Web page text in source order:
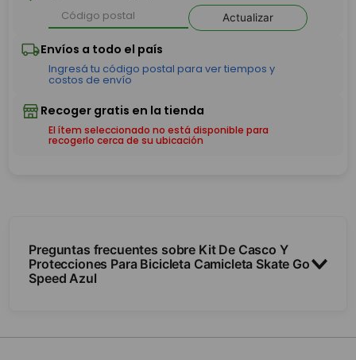
Actualizar
El ítem seleccionado no está disponible para
recogerlo cerca de su ubicación
Preguntas frecuentes sobre Kit De Casco Y
Protecciones Para Bicicleta Camicleta Skate Go
Speed Azul